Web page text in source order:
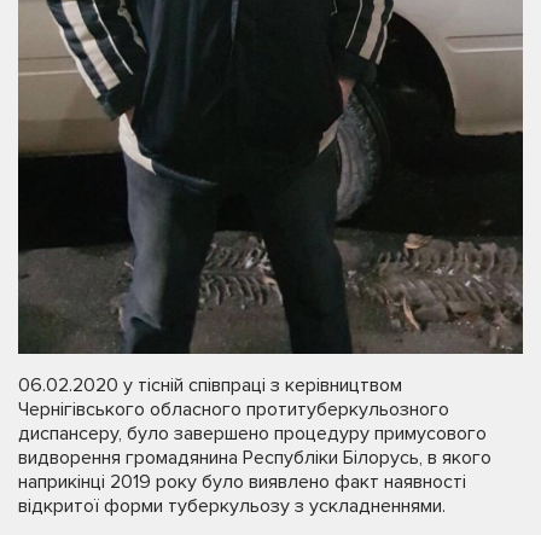
06.02.2020 у тісній співпраці з керівництвом
Чернігівського обласного протитуберкульозного
диспансеру, було завершено процедуру примусового
видворення громадянина Республіки Білорусь, в якого
наприкінці 2019 року було виявлено факт наявності
відкритої форми туберкульозу з ускладненнями.